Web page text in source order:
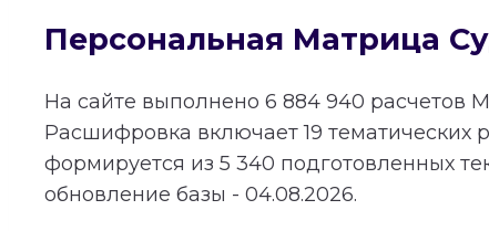
Персональная Матрица
На сайте выполнено 6 884 940 расчетов
Расшифровка включает19 тематических
формируется из 5 340 подготовленных
обновление базы - 04.08.2026.